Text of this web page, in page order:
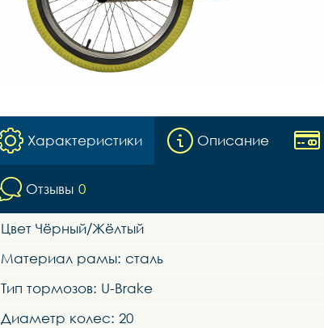
Характеристики Описание
Отзывы 0
Цвет Чёрный/Жёлтый
Материал рамы: сталь
Тип тормозов: U-Brake
Диаметр колес: 20